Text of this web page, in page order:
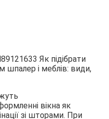
вікна як
зі шторами. При